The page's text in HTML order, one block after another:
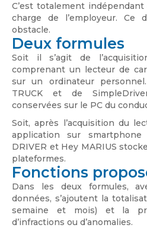
C’est totalement
charge de l’employeur.
obstacle.
Deux formules
Soit il s’agit de
comprenant un lecteur de
sur un ordinateur
TRUCK et de
conservées sur le PC du
Soit, après l’acquisition du
application sur
DRIVER et Hey MARIUS
plateformes.
Fonctions
Dans les deux formules,
données, s’ajoutent la
semaine et mois) et la
d’infractions ou d’anomalies.